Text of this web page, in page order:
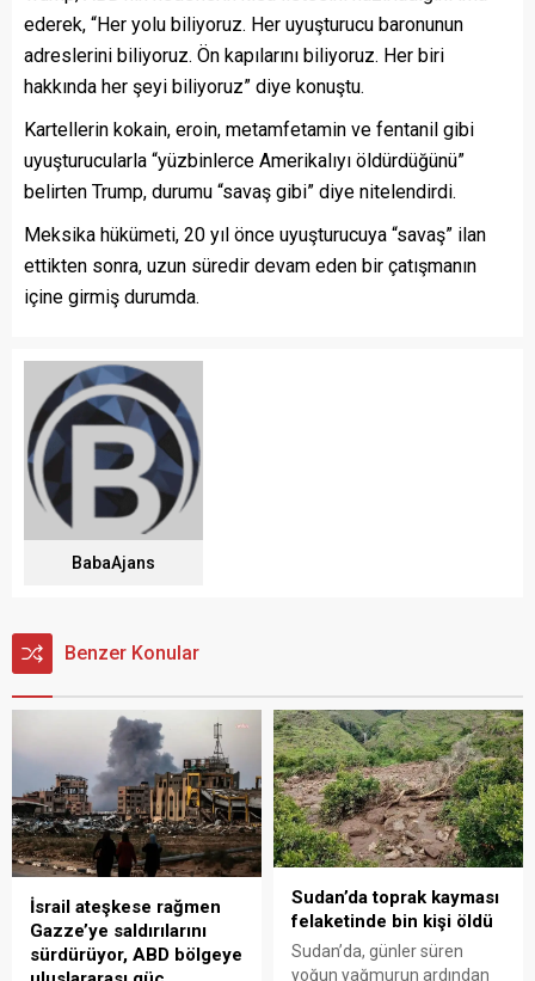
ederek, “Her yolu biliyoruz. Her uyuşturucu baronunun
adreslerini biliyoruz. Ön kapılarını biliyoruz. Her biri
hakkında her şeyi biliyoruz” diye konuştu.
Kartellerin kokain, eroin, metamfetamin ve fentanil gibi
uyuşturucularla “yüzbinlerce Amerikalıyı öldürdüğünü”
belirten Trump, durumu “savaş gibi” diye nitelendirdi.
Meksika hükümeti, 20 yıl önce uyuşturucuya “savaş” ilan
ettikten sonra, uzun süredir devam eden bir çatışmanın
içine girmiş durumda.
BabaAjans
Benzer Konular
İsrail ateşkese rağmen
Gazze’ye saldırılarını
sürdürüyor, ABD bölgeye
Sudan’da toprak kayması
felaketinde bin kişi öldü
Sudan’da, günler süren
yoğun yağmurun ardından